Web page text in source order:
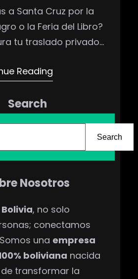
a Santa Cruz por la
o la Feria del Libro?
tu traslado privado
de vuelos en 2026.
Bolivia. ¡Reserva ya!
Reading
Search
Search
Nosotros
, no solo
conectamos
una empresa
boliviana nacida
transformar la